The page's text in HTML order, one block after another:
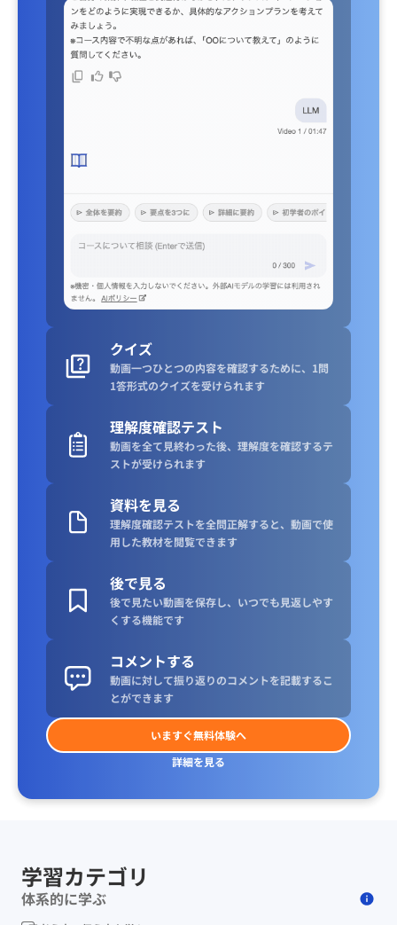
クイズ
動画一つひとつの内容を確認するために、1問
1答形式のクイズを受けられます
理解度確認テスト
動画を全て見終わった後、理解度を確認するテ
ストが受けられます
資料を見る
理解度確認テストを全問正解すると、動画で使
用した教材を閲覧できます
後で見る
後で見たい動画を保存し、いつでも見返しやす
くする機能です
コメントする
動画に対して振り返りのコメントを記載するこ
とができます
いますぐ無料体験へ
詳細を見る
学習カテゴリ
体系的に学ぶ